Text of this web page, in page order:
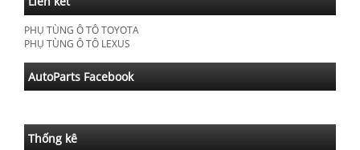
PHỤ TÙNG Ô TÔ TOYOTA
PHỤ TÙNG Ô TÔ LEXUS
AutoParts Facebook
Thống kê